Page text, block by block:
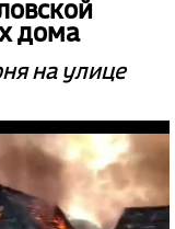
дома
на улице